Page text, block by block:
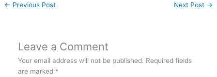
← Previous Post Next Post →
Leave a Comment
Your email address will not be published. Required fields
are marked *